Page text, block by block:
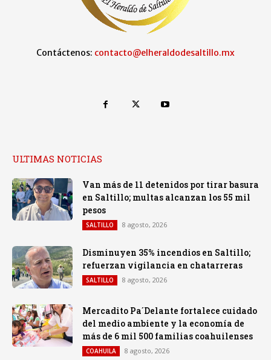
Contáctenos: contacto@elheraldodesaltillo.mx
ULTIMAS NOTICIAS
Van más de 11 detenidos por tirar basura
en Saltillo; multas alcanzan los 55 mil
pesos
SALTILLO 8 agosto, 2026
Disminuyen 35% incendios en Saltillo;
refuerzan vigilancia en chatarreras
SALTILLO 8 agosto, 2026
Mercadito Pa´Delante fortalece cuidado
del medio ambiente y la economía de
más de 6 mil 500 familias coahuilenses
COAHUILA 8 agosto, 2026